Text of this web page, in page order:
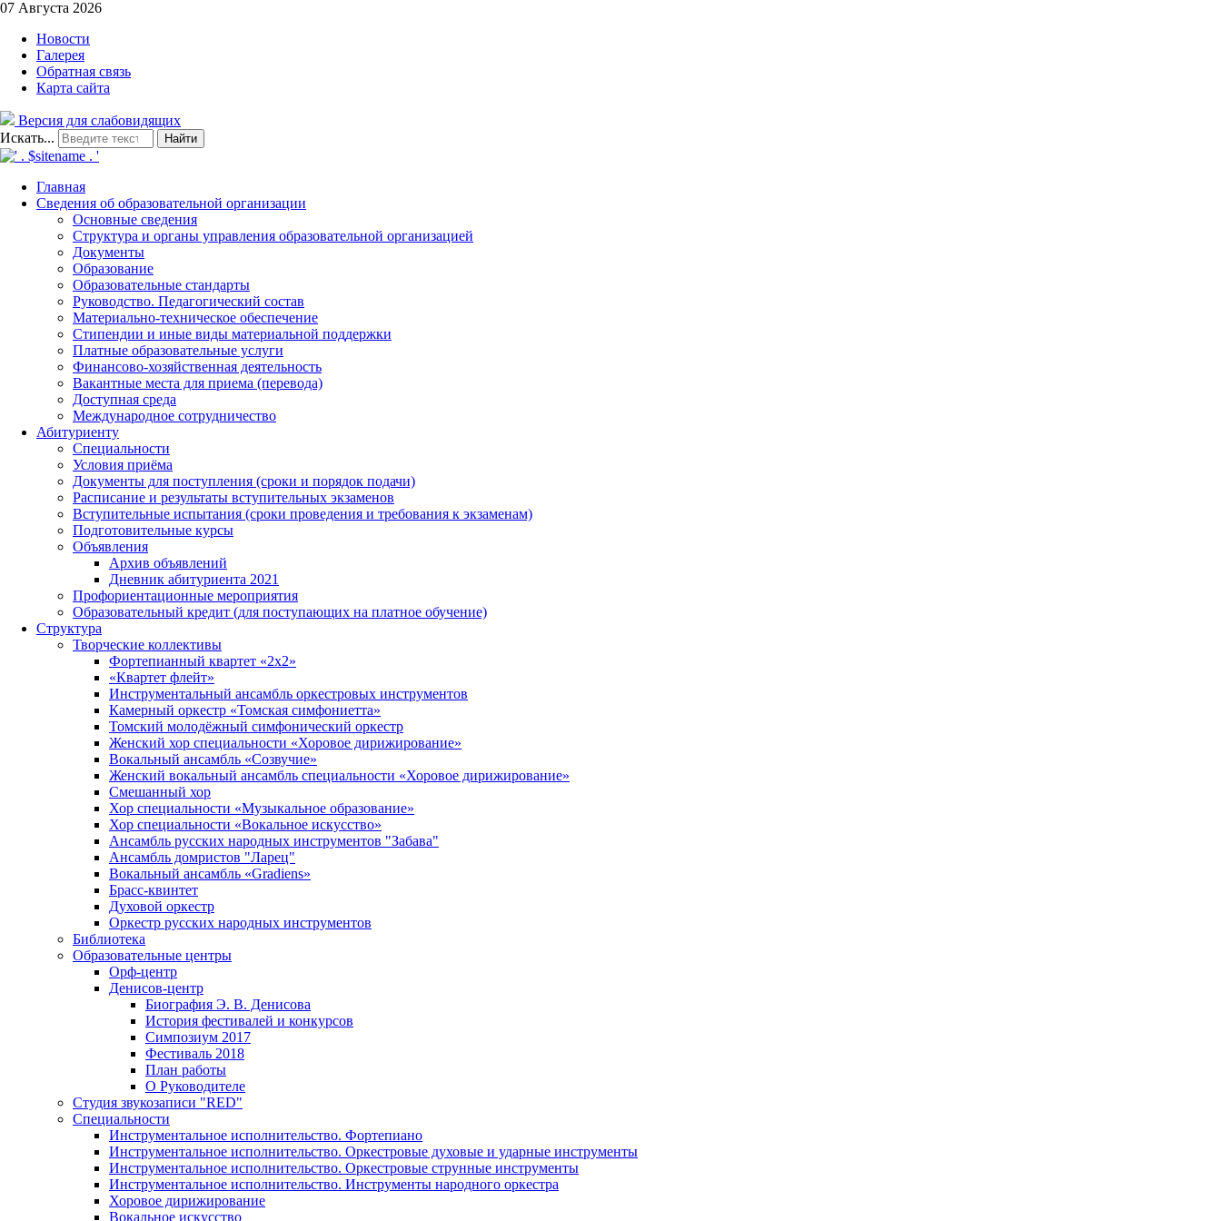
07 Августа 2026
Новости
Галерея
Обратная связь
Карта сайта
Версия для слабовидящих
Искать...
Найти
Главная
Сведения об образовательной организации
Основные сведения
Структура и органы управления образовательной организацией
Документы
Образование
Образовательные стандарты
Руководство. Педагогический состав
Материально-техническое обеспечение
Стипендии и иные виды материальной поддержки
Платные образовательные услуги
Финансово-хозяйственная деятельность
Вакантные места для приема (перевода)
Доступная среда
Международное сотрудничество
Абитуриенту
Специальности
Условия приёма
Документы для поступления (сроки и порядок подачи)
Расписание и результаты вступительных экзаменов
Вступительные испытания (сроки проведения и требования к экзаменам)
Подготовительные курсы
Объявления
Архив объявлений
Дневник абитуриента 2021
Профориентационные мероприятия
Образовательный кредит (для поступающих на платное обучение)
Структура
Творческие коллективы
Фортепианный квартет «2х2»
«Квартет флейт»
Инструментальный ансамбль оркестровых инструментов
Камерный оркестр «Томская симфониетта»
Томский молодёжный симфонический оркестр
Женский хор специальности «Хоровое дирижирование»
Вокальный ансамбль «Созвучие»
Женский вокальный ансамбль специальности «Хоровое дирижирование»
Смешанный хор
Хор специальности «Музыкальное образование»
Хор специальности «Вокальное искусство»
Ансамбль русских народных инструментов "Забава"
Ансамбль домристов "Ларец"
Вокальный ансамбль «Gradiens»
Брасс-квинтет
Духовой оркестр
Оркестр русских народных инструментов
Библиотека
Образовательные центры
Орф-центр
Денисов-центр
Биография Э. В. Денисова
История фестивалей и конкурсов
Симпозиум 2017
Фестиваль 2018
План работы
О Руководителе
Студия звукозаписи "RED"
Специальности
Инструментальное исполнительство. Фортепиано
Инструментальное исполнительство. Оркестровые духовые и ударные инструменты
Инструментальное исполнительство. Оркестровые струнные инструменты
Инструментальное исполнительство. Инструменты народного оркестра
Хоровое дирижирование
Вокальное искусство